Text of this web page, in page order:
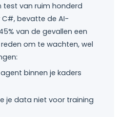
test van ruim honderd
bevatte de AI-
van de gevallen een
reden om te wachten, wel
binnen je kaders
je data niet voor training